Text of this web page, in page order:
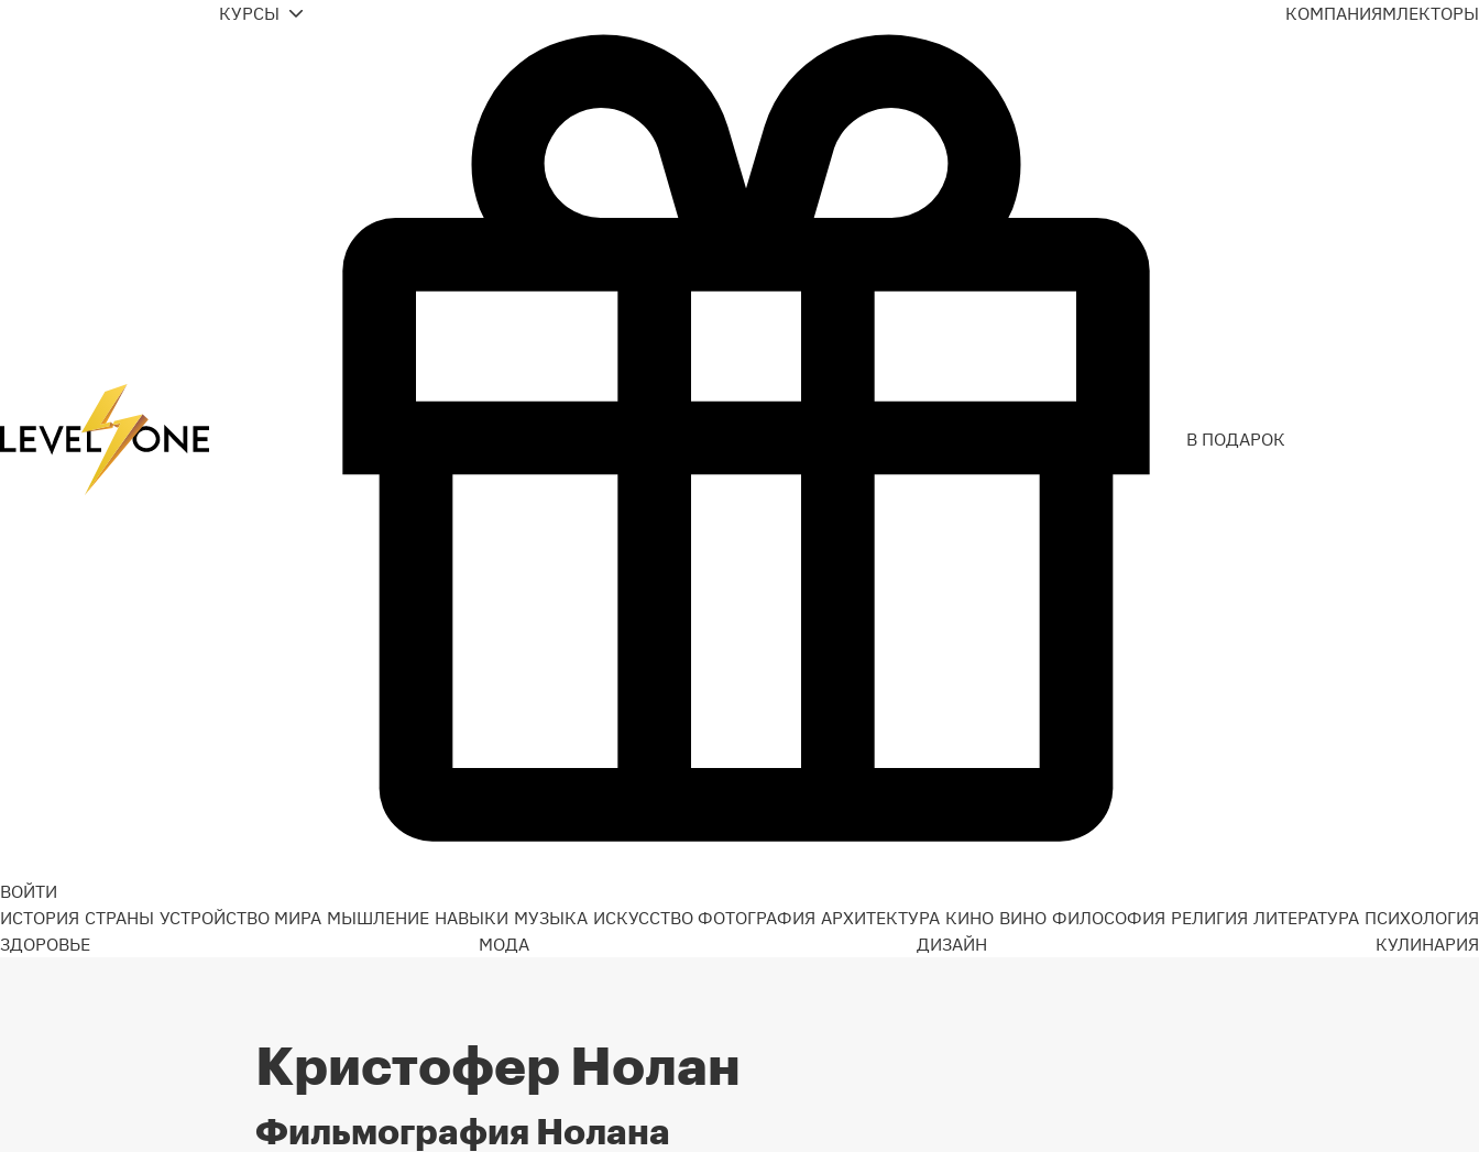
ВОЙТИ
КУРСЫ
В ПОДАРОК
КОМПАНИЯМЛЕКТОРЫ
ИСТОРИЯ СТРАНЫ УСТРОЙСТВО МИРА МЫШЛЕНИЕ НАВЫКИ МУЗЫКА ИСКУССТВО ФОТОГРАФИЯ АРХИТЕКТУРА КИНО ВИНО ФИЛОСОФИЯ РЕЛИГИЯ ЛИТЕРАТУРА ПСИХОЛОГИЯ
ЗДОРОВЬЕ
МОДА ДИЗАЙН КУЛИНАРИЯ
Кристофер Нолан
Фильмография Нолана